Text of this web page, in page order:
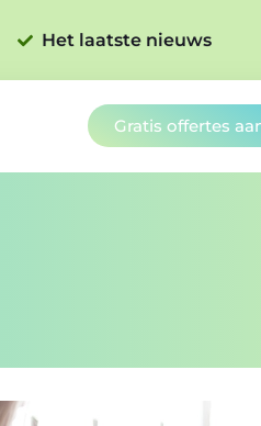
Het laatste nieuws
Gratis offertes